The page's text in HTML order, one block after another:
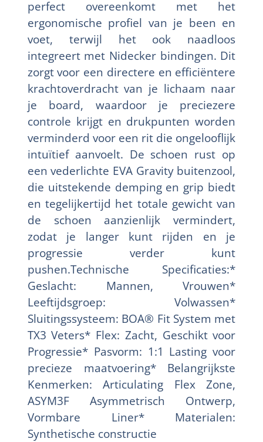
perfect overeenkomt met het
ergonomische profiel van je been en
voet, terwijl het ook naadloos
integreert met Nidecker bindingen. Dit
zorgt voor een directere en efficiëntere
krachtoverdracht van je lichaam naar
je board, waardoor je preciezere
controle krijgt en drukpunten worden
verminderd voor een rit die ongelooflijk
intuïtief aanvoelt. De schoen rust op
een vederlichte EVA Gravity buitenzool,
die uitstekende demping en grip biedt
en tegelijkertijd het totale gewicht van
de schoen aanzienlijk vermindert,
zodat je langer kunt rijden en je
progressie verder kunt
pushen.Technische Specificaties:*
Geslacht: Mannen, Vrouwen*
Leeftijdsgroep: Volwassen*
Sluitingssysteem: BOA® Fit System met
TX3 Veters* Flex: Zacht, Geschikt voor
Progressie* Pasvorm: 1:1 Lasting voor
precieze maatvoering* Belangrijkste
Kenmerken: Articulating Flex Zone,
ASYM3F Asymmetrisch Ontwerp,
Vormbare Liner* Materialen:
Synthetische constructie